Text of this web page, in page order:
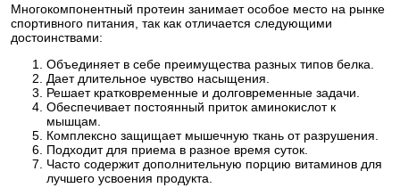
Многокомпонентный протеин занимает особое место на рынке
спортивного питания, так как отличается следующими
достоинствами:
Объединяет в себе преимущества разных типов белка.
Дает длительное чувство насыщения.
Решает кратковременные и долговременные задачи.
Обеспечивает постоянный приток аминокислот к
мышцам.
Комплексно защищает мышечную ткань от разрушения.
Подходит для приема в разное время суток.
Часто содержит дополнительную порцию витаминов для
лучшего усвоения продукта.